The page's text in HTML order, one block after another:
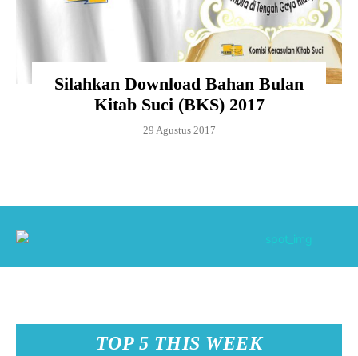
Silahkan Download Bahan Bulan
Kitab Suci (BKS) 2017
29 Agustus 2017
TOP 5 THIS WEEK